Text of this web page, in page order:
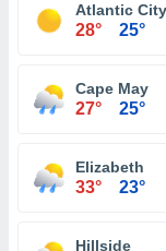
Atlantic City
28° 25°
Cape May
27° 25°
Elizabeth
33° 23°
Hillside